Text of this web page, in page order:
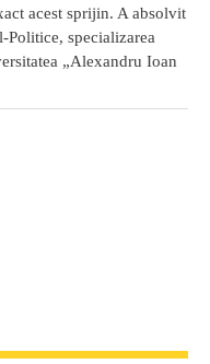
acest sprijin. A absolvit
Politice, specializarea
„Alexandru Ioan